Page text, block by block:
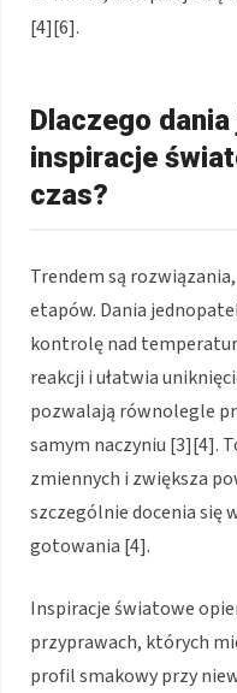
[4][6].
Dlaczego
inspiracje
czas?
Trendem są
etapów. Dania
kontrolę nad
reakcji i ułatwia
pozwalają równolegle
samym naczyniu [3][4].
zmiennych i zwiększa
szczególnie docenia się
gotowania [4].
Inspiracje światowe
przyprawach, których
profil smakowy przy